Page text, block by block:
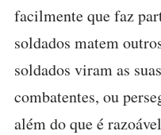
facilmente que faz
soldados matem
soldados viram as
combatentes, ou
além do que é